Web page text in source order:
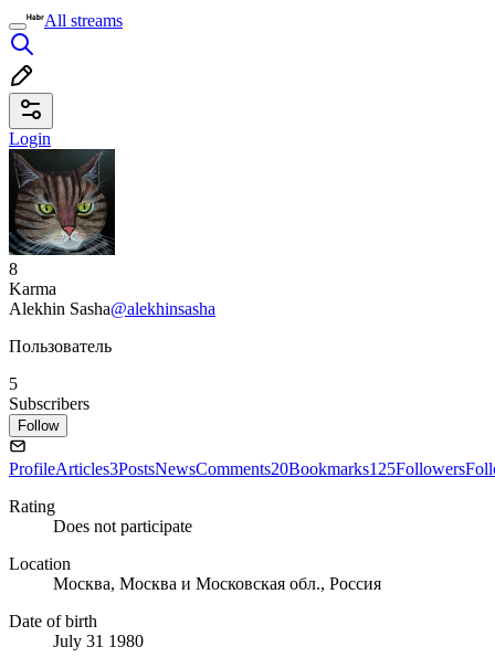
All streams
Login
8
Karma
Alekhin Sasha@alekhinsasha
Пользователь
5
Subscribers
Follow
ProfileArticles3PostsNewsComments20Bookmarks125Followers
Rating
Does not participate
Location
Москва, Москва и Московская обл., Россия
Date of birth
July 31 1980